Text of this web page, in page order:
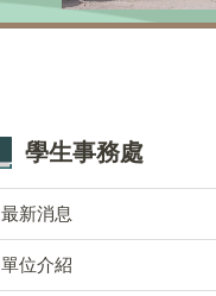
學生事務處
最新消息
單位介紹